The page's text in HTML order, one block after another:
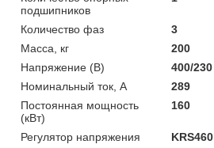
подшипников
Количество фаз
3
Масса, кг
200
Напряжение (В)
400/230
Номинальный ток, А
289
Постоянная мощность
(кВт)
160
Регулятор напряжения
KRS460